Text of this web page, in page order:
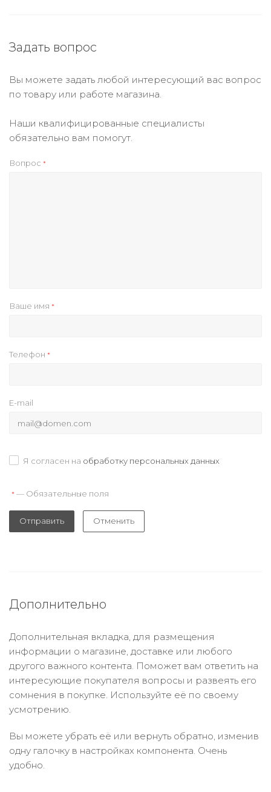
Задать вопрос
Вы можете задать любой интересующий вас вопрос
по товару или работе магазина.
Наши квалифицированные специалисты
обязательно вам помогут.
Вопрос *
Ваше имя *
Телефон *
E-mail
Я согласен на обработку персональных данных
* — Обязательные поля
Отправить Отменить
Дополнительно
Дополнительная вкладка, для размещения
информации о магазине, доставке или любого
другого важного контента. Поможет вам ответить на
интересующие покупателя вопросы и развеять его
сомнения в покупке. Используйте её по своему
усмотрению.
Вы можете убрать её или вернуть обратно, изменив
одну галочку в настройках компонента. Очень
удобно.